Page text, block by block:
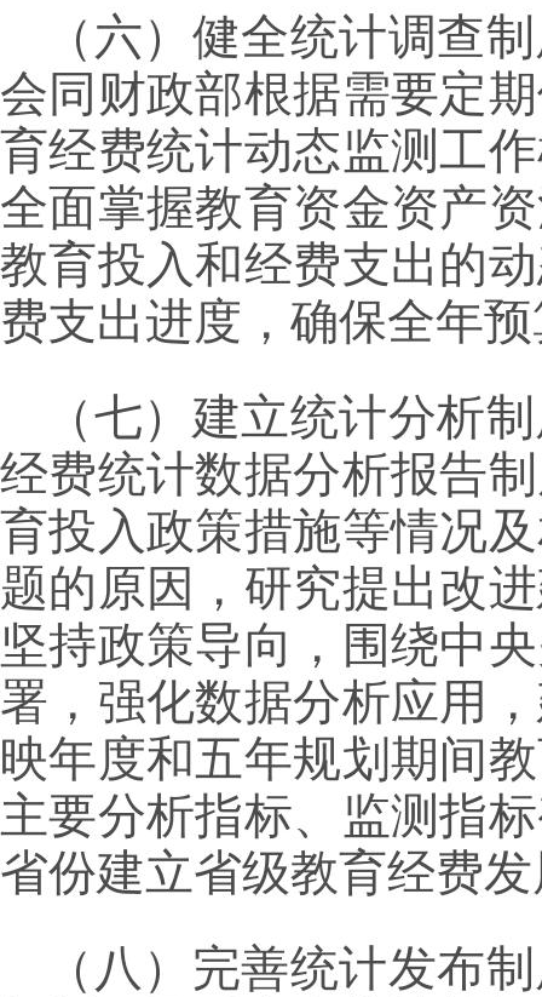
（六）健全统计调查
会同财政部根据需要定
育经费统计动态监测工
全面掌握教育资金资产
教育投入和经费支出的
费支出进度，确保全年
（七）建立统计分析
经费统计数据分析报告
育投入政策措施等情况
题的原因，研究提出改
坚持政策导向，围绕中
署，强化数据分析应用
映年度和五年规划期间
主要分析指标、监测指
省份建立省级教育经费
（八）完善统计发布